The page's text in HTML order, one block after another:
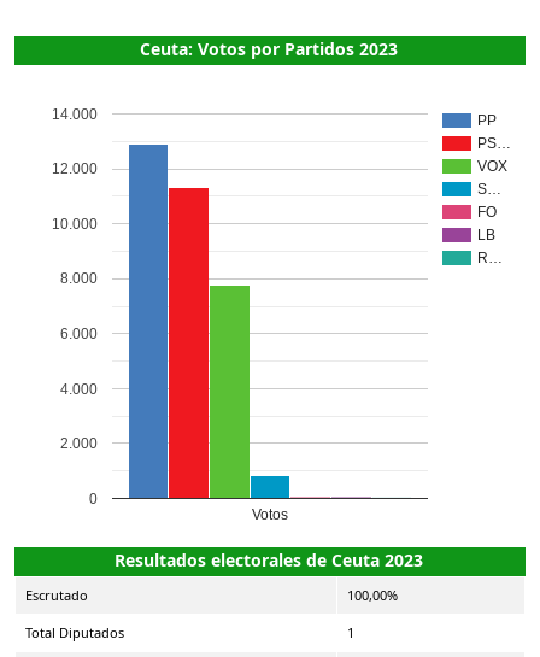
Ceuta: Votos por Partidos 2023
PP
PS…
VOX
S…
FO
LB
R…
Votos
0
2.000
4.000
6.000
8.000
10.000
12.000
14.000
Resultados electorales de Ceuta 2023
Escrutado 100,00%
Total Diputados 1